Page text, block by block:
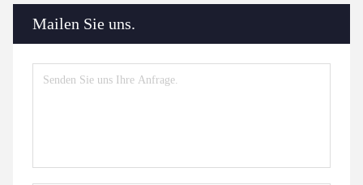
Mailen Sie uns.